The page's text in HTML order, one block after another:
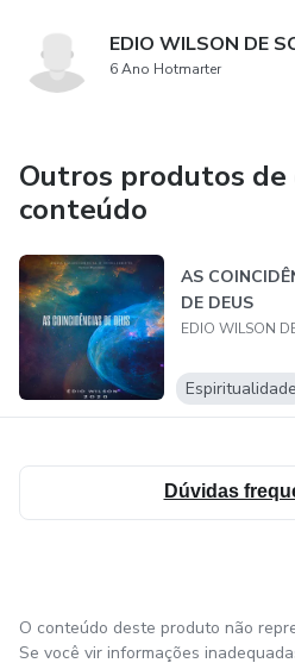
EDIO WILSON DE
6 Ano Hotmarter
Outros produtos de
conteúdo
AS
DE DEUS
Espiritualidade
Dúvidas
O conteúdo deste produto não
Se você vir informações